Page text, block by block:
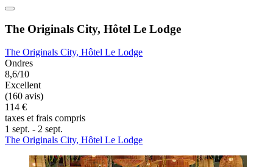
The Originals City, Hôtel Le Lodge
The Originals City, Hôtel Le Lodge
Ondres
8,6/10
Excellent
(160 avis)
114 €
taxes et frais compris
1 sept. - 2 sept.
The Originals City, Hôtel Le Lodge